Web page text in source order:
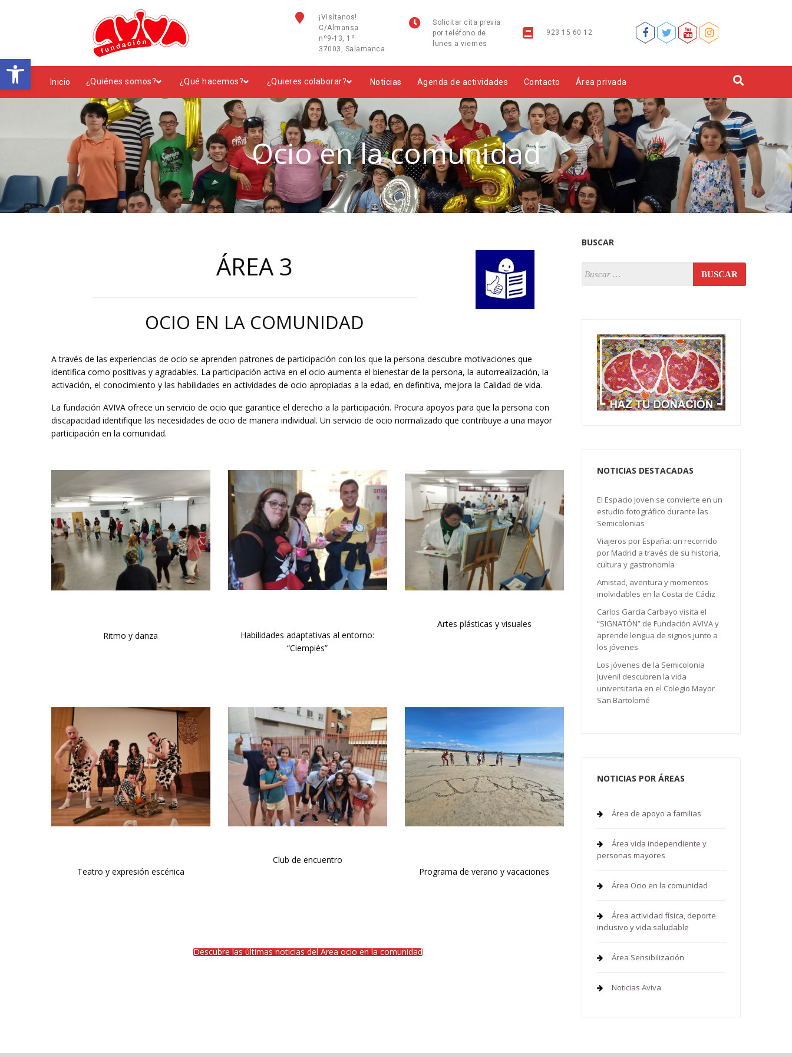
Abrir barra de herramientas
¡Visítanos!
C/Almansa
nº9-13, 1º
37003, Salamanca
Solicitar cita previa
por teléfono de
lunes a viernes
923 15 60 12
Inicio ¿Quiénes somos? ¿Qué hacemos? ¿Quieres colaborar? Noticias Agenda de actividades Contacto Área privada
Ocio en la comunidad
ÁREA 3
OCIO EN LA COMUNIDAD
A través de las experiencias de ocio se aprenden patrones de participación con los que la persona descubre motivaciones que
identifica como positivas y agradables. La participación activa en el ocio aumenta el bienestar de la persona, la autorrealización, la
activación, el conocimiento y las habilidades en actividades de ocio apropiadas a la edad, en definitiva, mejora la Calidad de vida.
La fundación AVIVA ofrece un servicio de ocio que garantice el derecho a la participación. Procura apoyos para que la persona con
discapacidad identifique las necesidades de ocio de manera individual. Un servicio de ocio normalizado que contribuye a una mayor
participación en la comunidad.
Ritmo y danza
Habilidades adaptativas al entorno:
“Ciempiés”
Artes plásticas y visuales
Teatro y expresión escénica
Club de encuentro
Programa de verano y vacaciones
Descubre las últimas noticias del Área ocio en la comunidad
BUSCAR
NOTICIAS DESTACADAS
El Espacio Joven se convierte en un
estudio fotográfico durante las
Semicolonias
Viajeros por España: un recorrido
por Madrid a través de su historia,
cultura y gastronomía
Amistad, aventura y momentos
inolvidables en la Costa de Cádiz
Carlos García Carbayo visita el
“SIGNATÓN” de Fundación AVIVA y
aprende lengua de signos junto a
los jóvenes
Los jóvenes de la Semicolonia
Juvenil descubren la vida
universitaria en el Colegio Mayor
San Bartolomé
NOTICIAS POR ÁREAS
Área de apoyo a familias
Área vida independiente y
personas mayores
Área Ocio en la comunidad
Área actividad física, deporte
inclusivo y vida saludable
Área Sensibilización
Noticias Aviva